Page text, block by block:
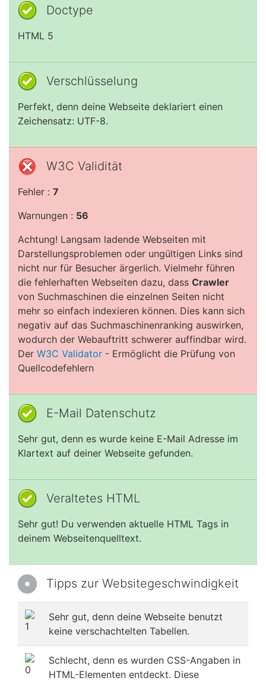
Doctype
HTML 5
Verschlüsselung
Perfekt, denn deine Webseite deklariert einen
Zeichensatz: UTF-8.
W3C Validität
Fehler : 7
Warnungen : 56
Achtung! Langsam ladende Webseiten mit
Darstellungsproblemen oder ungültigen Links sind
nicht nur für Besucher ärgerlich. Vielmehr führen
die fehlerhaften Webseiten dazu, dass Crawler
von Suchmaschinen die einzelnen Seiten nicht
mehr so einfach indexieren können. Dies kann sich
negativ auf das Suchmaschinenranking auswirken,
wodurch der Webauftritt schwerer auffindbar wird.
Der W3C Validator - Ermöglicht die Prüfung von
Quellcodefehlern
E-Mail Datenschutz
Sehr gut, denn es wurde keine E-Mail Adresse im
Klartext auf deiner Webseite gefunden.
Veraltetes HTML
Sehr gut! Du verwenden aktuelle HTML Tags in
deinem Webseitenquelltext.
Tipps zur Websitegeschwindigkeit
Sehr gut, denn deine Webseite benutzt
keine verschachtelten Tabellen.
Schlecht, denn es wurden CSS-Angaben in
HTML-Elementen entdeckt. Diese